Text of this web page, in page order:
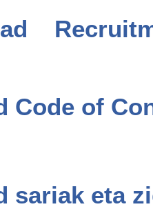
Code of
sariak eta